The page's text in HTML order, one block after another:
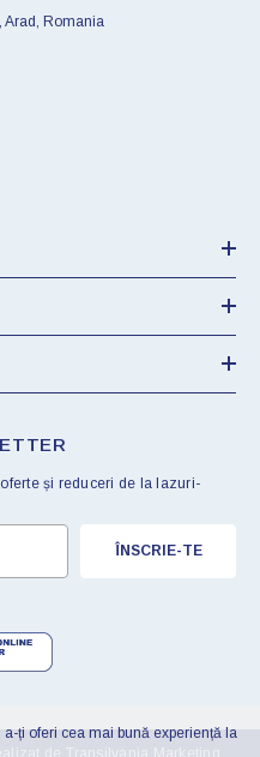
Arad, Romania
și reduceri de la Iazuri-
ÎNSCRIE-TE
ți oferi cea mai bună experiență la